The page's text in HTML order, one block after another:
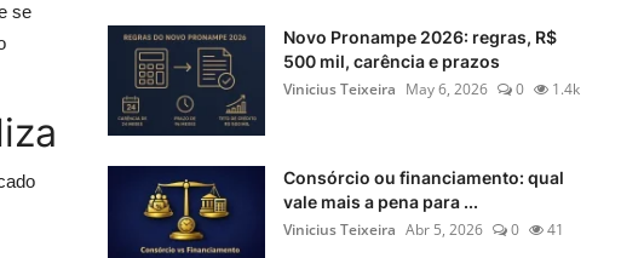
se
Novo Pronampe 2026: regras, R$
500 mil, carência e prazos
Vinicius Teixeira May 6, 2026 0 1.4k
Consórcio ou financiamento: qual
vale mais a pena para ...
Vinicius Teixeira Abr 5, 2026 0 41